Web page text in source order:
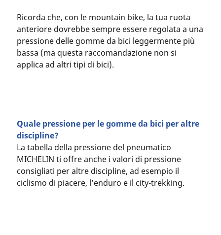
Ricorda che, con le mountain bike, la tua ruota
anteriore dovrebbe sempre essere regolata a una
pressione delle gomme da bici leggermente più
bassa (ma questa raccomandazione non si
applica ad altri tipi di bici).
Quale pressione per le gomme da bici per altre
discipline?
La tabella della pressione del pneumatico
MICHELIN ti offre anche i valori di pressione
consigliati per altre discipline, ad esempio il
ciclismo di piacere, l’enduro e il city-trekking.